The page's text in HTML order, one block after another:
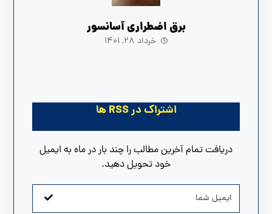
برق اضطراری آسانسور
خرداد ۲۸, ۱۴۰۱
اشتراک در RSS ها
دریافت تمام آخرین مطالب را چند بار در ماه به ایمیل
خود تحویل دهید.